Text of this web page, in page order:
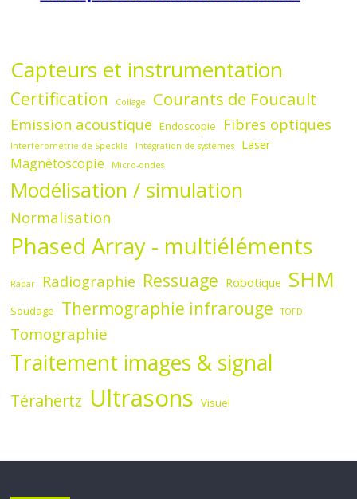
Capteurs et instrumentation
Certification Collage Courants de Foucault
Emission acoustique Endoscopie Fibres optiques
Interférométrie de Speckle Intégration de systèmes Laser
Magnétoscopie Micro-ondes
Modélisation / simulation
Normalisation
Phased Array - multiéléments
Radar Radiographie Ressuage Robotique SHM
Soudage Thermographie infrarouge TOFD
Tomographie
Traitement images & signal
Térahertz Ultrasons Visuel